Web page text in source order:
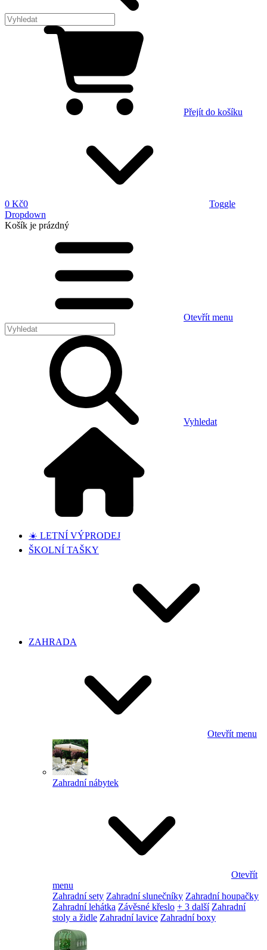
Přejít do košíku
0 Kč0
Toggle
Dropdown
Košík je prázdný
Otevřít menu
Vyhledat
☀️ LETNÍ VÝPRODEJ
ŠKOLNÍ TAŠKY
ZAHRADA
Otevřít menu
Zahradní nábytek
Otevřít
menu
Zahradní sety Zahradní slunečníky Zahradní houpačky
Zahradní lehátka Závěsné křeslo + 3 další Zahradní
stoly a židle Zahradní lavice Zahradní boxy